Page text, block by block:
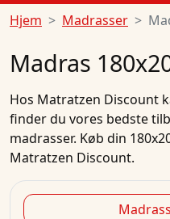
Hjem
Madrasser
Madras
Hos Matratzen Discount
finder du vores bedste
madrasser. Køb din
Matratzen Discount.